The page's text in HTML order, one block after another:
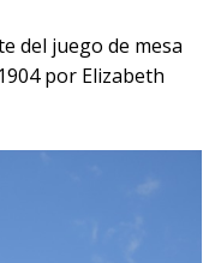
del juego de mesa
por Elizabeth